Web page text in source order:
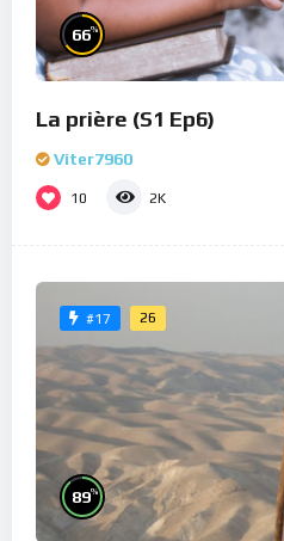
66%
La prière (S1 Ep6)
Viter7960
10 2K
#17 26
89%